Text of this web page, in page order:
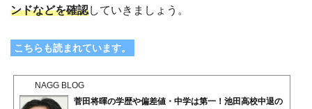
ンドなどを確認していきましょう。
こちらも読まれています。
NAGG BLOG
菅田将暉の学歴や偏差値・中学は第一！池田高校中退の